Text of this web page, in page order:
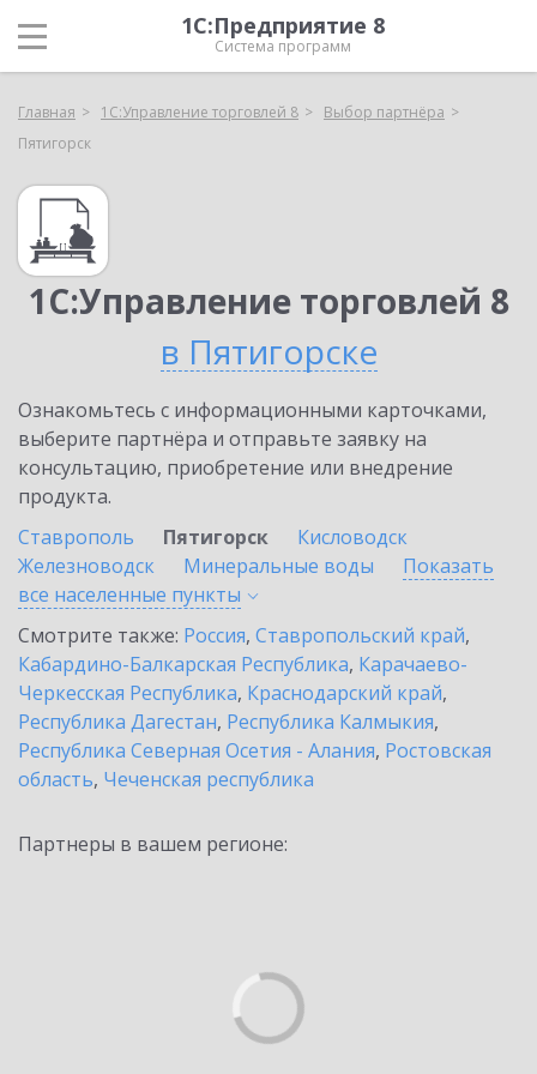
1С:Предприятие 8
Система программ
Главная 1С:Управление торговлей 8
Выбор партнёра
Пятигорск
1С:Управление торговлей 8
в Пятигорске
Ознакомьтесь с информационными карточками,
выберите партнёра и отправьте заявку на
консультацию, приобретение или внедрение
продукта.
Ставрополь
Пятигорск
Кисловодск
Железноводск
Минеральные воды
Показать
все населенные пункты
Смотрите также: Россия, Ставропольский край,
Кабардино-Балкарская Республика, Карачаево-
Черкесская Республика, Краснодарский край,
Республика Дагестан, Республика Калмыкия,
Республика Северная Осетия - Алания, Ростовская
область, Чеченская республика
Партнеры в вашем регионе: